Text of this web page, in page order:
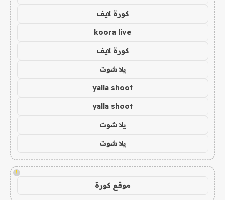
كورة لايف
koora live
كورة لايف
يلا شوت
yalla shoot
yalla shoot
يلا شوت
يلا شوت
!
موقع كورة